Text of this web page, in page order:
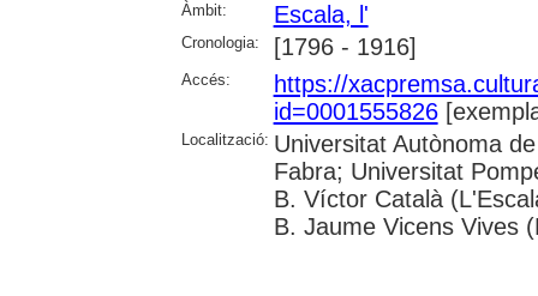
Àmbit:
Escala, l'
Cronologia: [1796 - 1916]
Accés:
https://
id=0001555826
Localització: Universitat Autònoma
Fabra; Universitat
B. Víctor Català
B. Jaume Vicens Vives